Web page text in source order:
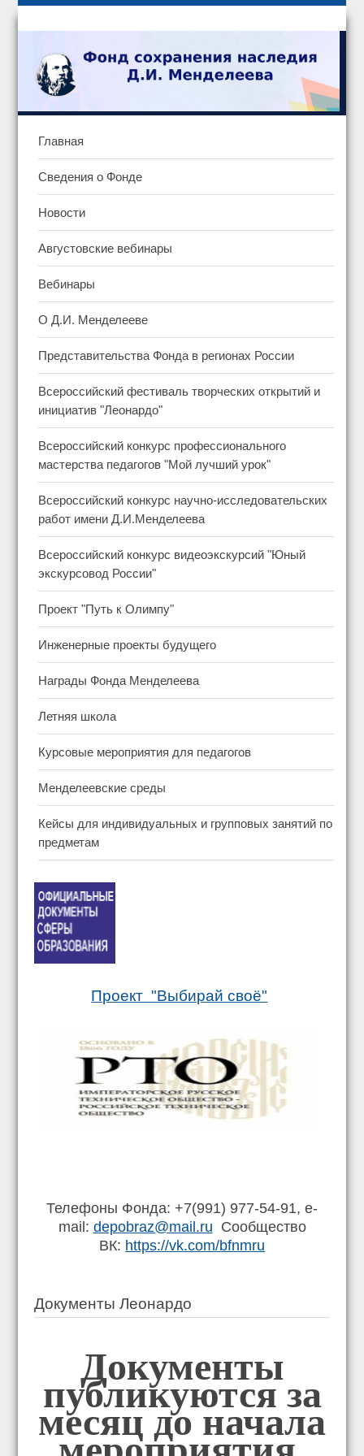
Главная
Сведения о Фонде
Новости
Августовские вебинары
Вебинары
О Д.И. Менделееве
Представительства Фонда в регионах России
Всероссийский фестиваль творческих открытий и
инициатив "Леонардо"
Всероссийский конкурс профессионального
мастерства педагогов "Мой лучший урок"
Всероссийский конкурс научно-исследовательских
работ имени Д.И.Менделеева
Всероссийский конкурс видеоэкскурсий "Юный
экскурсовод России"
Проект "Путь к Олимпу"
Инженерные проекты будущего
Награды Фонда Менделеева
Летняя школа
Курсовые мероприятия для педагогов
Менделеевские среды
Кейсы для индивидуальных и групповых занятий по
предметам
Проект "Выбирай своё"
Телефоны Фонда: +7(991) 977-54-91, e-
mail: depobraz@mail.ru Сообщество
ВК: https://vk.com/bfnmru
Документы Леонардо
Документы
публикуются за
месяц до начала